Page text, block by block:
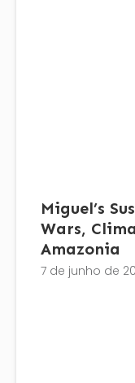
Miguel’s
Wars,
Amazonia
7 de junho de